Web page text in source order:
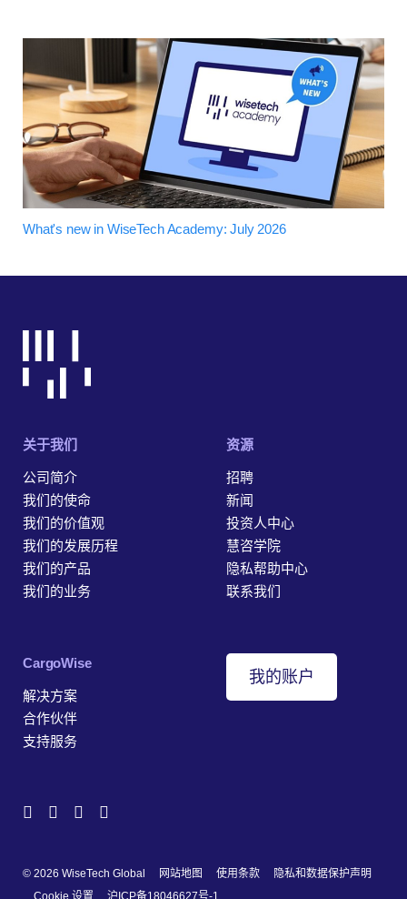
What's new in WiseTech Academy: July 2026
关于我们
公司简介
我们的使命
我们的价值观
我们的发展历程
我们的产品
我们的业务
资源
招聘
新闻
投资人中心
慧咨学院
隐私帮助中心
联系我们
‎CargoWise
解决方案
合作伙伴
支持服务
我的账户
© 2026 WiseTech Global 网站地图 使用条款
隐私和数据保护声明
Cookie 设置
沪ICP备18046627号-1